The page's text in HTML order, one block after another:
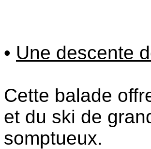
• Une descente
Cette balade
et du ski de
somptueux.